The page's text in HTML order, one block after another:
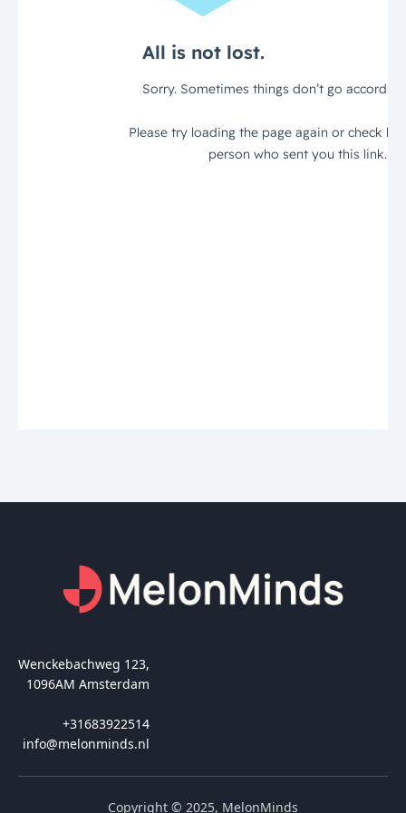
Wenckebachweg 123,
1096AM Amsterdam
+31683922514
info@melonminds.nl
Copyright © 2025, MelonMinds